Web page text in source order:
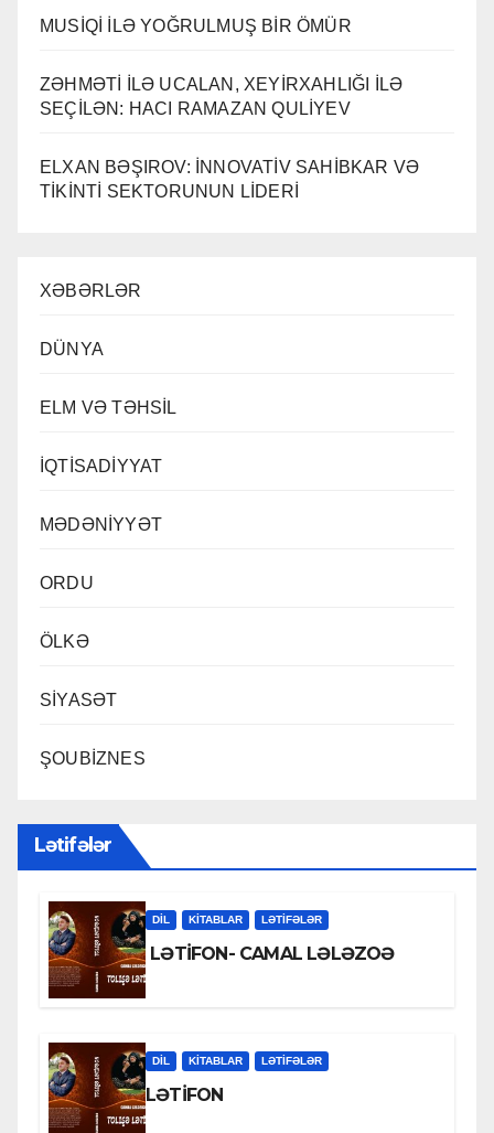
MUSİQİ İLƏ YOĞRULMUŞ BİR ÖMÜR
ZƏHMƏTİ İLƏ UCALAN, XEYİRXAHLIĞI İLƏ
SEÇİLƏN: HACI RAMAZAN QULİYEV
ELXAN BƏŞIROV: İNNOVATİV SAHİBKAR VƏ
TİKİNTİ SEKTORUNUN LİDERİ
XƏBƏRLƏR
DÜNYA
ELM VƏ TƏHSİL
İQTİSADİYYAT
MƏDƏNİYYƏT
ORDU
ÖLKƏ
SİYASƏT
ŞOUBİZNES
Lətifələr
DİL KİTABLAR LƏTIFƏLƏR
LƏTİFON- CAMAL LƏLƏZOƏ
DİL KİTABLAR LƏTIFƏLƏR
LƏTİFON